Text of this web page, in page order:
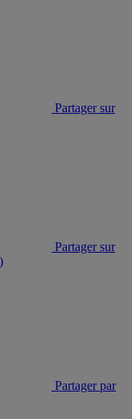
Partager sur
Partager sur
Partager par